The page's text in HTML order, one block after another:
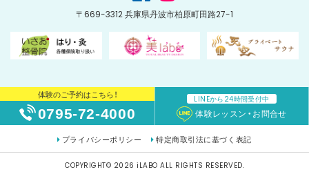
〒669-3312 兵庫県丹波市柏原町田路27-1
体験のご予約はこちら！
0795-72-4000
LINEから24時間受付中
体験レッスン・お問合せ
プライバシーポリシー 特定商取引法に基づく表記
COPYRIGHT© 2026 iLABO ALL RIGHTS RESERVED.